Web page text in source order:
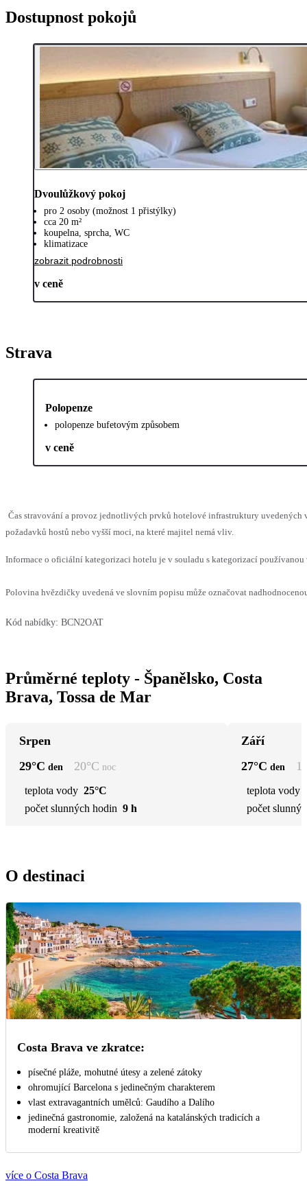
Dostupnost pokojů
Dvoulůžkový pokoj
pro 2 osoby (možnost 1 přistýlky)
cca 20 m²
koupelna, sprcha, WC
klimatizace
zobrazit podrobnosti
v ceně
Strava
Polopenze
polopenze bufetovým způsobem
v ceně
Čas stravování a provoz jednotlivých prvků hotelové infrastruktury uvedených
požadavků hostů nebo vyšší moci, na které majitel nemá vliv.
Informace o oficiální kategorizaci hotelu je v souladu s kategorizací
Polovina hvězdičky uvedená ve slovním popisu může označovat
Kód nabídky: BCN2OAT
Průměrné teploty - Španělsko, Costa
Brava, Tossa de Mar
Srpen
29°C den 20°C noc
teplota vody 25°C
počet slunných hodin 9 h
Září
27°C den
teplota vody
počet
O destinaci
Costa Brava ve zkratce:
písečné pláže, mohutné útesy a zelené zátoky
ohromující Barcelona s jedinečným charakterem
vlast extravagantních umělců: Gaudího a Dalího
jedinečná gastronomie, založená na katalánských tradicích a
moderní kreativitě
více o Costa Brava